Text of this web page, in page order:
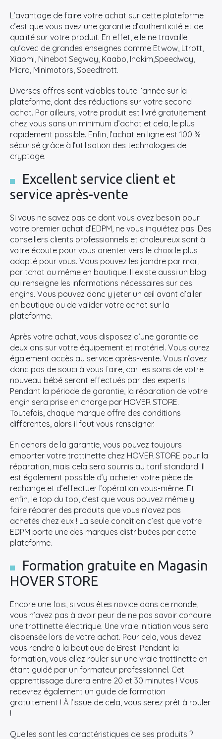
L’avantage de faire votre achat sur cette plateforme
c’est que vous avez une garantie d’authenticité et de
qualité sur votre produit. En effet, elle ne travaille
qu’avec de grandes enseignes comme Etwow, Ltrott,
Xiaomi, Ninebot Segway, Kaabo, Inokim,Speedway,
Micro, Minimotors, Speedtrott.
Diverses offres sont valables toute l’année sur la
plateforme, dont des réductions sur votre second
achat. Par ailleurs, votre produit est livré gratuitement
chez vous sans un minimum d’achat et cela, le plus
rapidement possible. Enfin, l’achat en ligne est 100 %
sécurisé grâce à l’utilisation des technologies de
cryptage.
Excellent service client et
service après-vente
Si vous ne savez pas ce dont vous avez besoin pour
votre premier achat d’EDPM, ne vous inquiétez pas. Des
conseillers clients professionnels et chaleureux sont à
votre écoute pour vous orienter vers le choix le plus
adapté pour vous. Vous pouvez les joindre par mail,
par tchat ou même en boutique. Il existe aussi un blog
qui renseigne les informations nécessaires sur ces
engins. Vous pouvez donc y jeter un œil avant d’aller
en boutique ou de valider votre achat sur la
plateforme.
Après votre achat, vous disposez d’une garantie de
deux ans sur votre équipement et matériel. Vous aurez
également accès au service après-vente. Vous n’avez
donc pas de souci à vous faire, car les soins de votre
nouveau bébé seront effectués par des experts !
Pendant la période de garantie, la réparation de votre
engin sera prise en charge par HOVER STORE.
Toutefois, chaque marque offre des conditions
différentes, alors il faut vous renseigner.
En dehors de la garantie, vous pouvez toujours
emporter votre trottinette chez HOVER STORE pour la
réparation, mais cela sera soumis au tarif standard. Il
est également possible d’y acheter votre pièce de
rechange et d’effectuer l’opération vous-même. Et
enfin, le top du top, c’est que vous pouvez même y
faire réparer des produits que vous n’avez pas
achetés chez eux ! La seule condition c’est que votre
EDPM porte une des marques distribuées par cette
plateforme.
Formation gratuite en Magasin
HOVER STORE
Encore une fois, si vous êtes novice dans ce monde,
vous n’avez pas à avoir peur de ne pas savoir conduire
une trottinette électrique. Une vraie initiation vous sera
dispensée lors de votre achat. Pour cela, vous devez
vous rendre à la boutique de Brest. Pendant la
formation, vous allez rouler sur une vraie trottinette en
étant guidé par un formateur professionnel. Cet
apprentissage durera entre 20 et 30 minutes ! Vous
recevrez également un guide de formation
gratuitement ! À l’issue de cela, vous serez prêt à rouler
!
Quelles sont les caractéristiques de ses produits ?